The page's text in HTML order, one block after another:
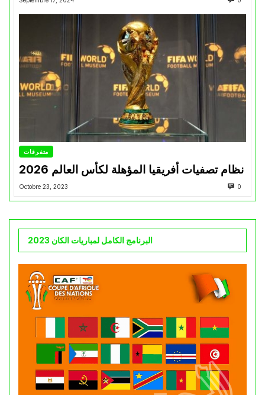
متفرقات
نظام تصفيات أفريقيا المؤهلة لكأس العالم 2026
Octobre 23, 2023 0
البرنامج الكامل لمباريات الكان 2023